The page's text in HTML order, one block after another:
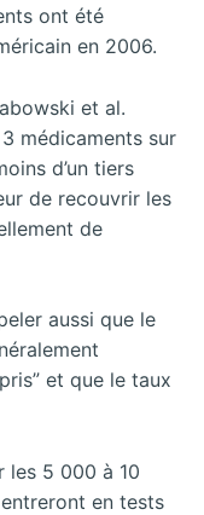
ont été
en 2006.
et al.
médicaments sur
d’un tiers
de recouvrir les
de
aussi que le
et que le taux
les 5 000 à 10
en tests